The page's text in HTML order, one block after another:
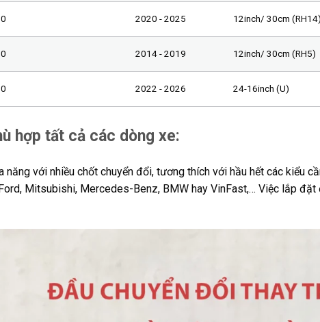
2020 - 2025 12inch/ 30cm (RH14)
2014 - 2019 12inch/ 30cm (RH5)
2022 - 2026 24-16inch (U)
hợp tất cả các dòng xe:
với nhiều chốt chuyển đổi, tương thích với hầu hết các kiểu
Mitsubishi, Mercedes-Benz, BMW hay VinFast,… Việc lắp